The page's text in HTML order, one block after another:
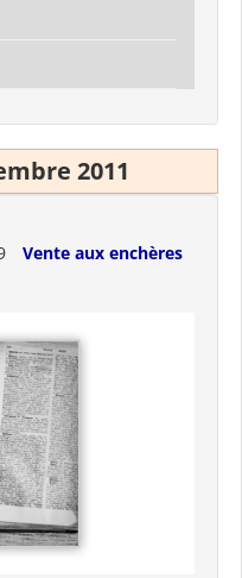
2011
Vente aux enchères